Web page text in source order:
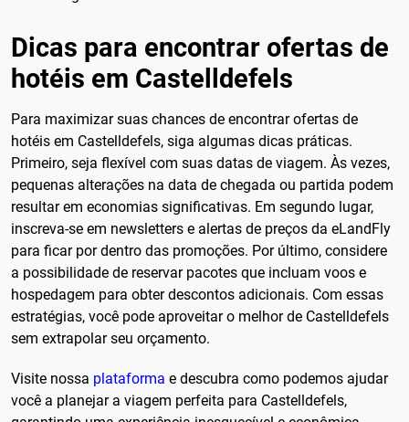
Dicas para encontrar ofertas de
hotéis em Castelldefels
Para maximizar suas chances de encontrar ofertas de
hotéis em Castelldefels, siga algumas dicas práticas.
Primeiro, seja flexível com suas datas de viagem. Às vezes,
pequenas alterações na data de chegada ou partida podem
resultar em economias significativas. Em segundo lugar,
inscreva-se em newsletters e alertas de preços da eLandFly
para ficar por dentro das promoções. Por último, considere
a possibilidade de reservar pacotes que incluam voos e
hospedagem para obter descontos adicionais. Com essas
estratégias, você pode aproveitar o melhor de Castelldefels
sem extrapolar seu orçamento.
Visite nossa plataforma e descubra como podemos ajudar
você a planejar a viagem perfeita para Castelldefels,